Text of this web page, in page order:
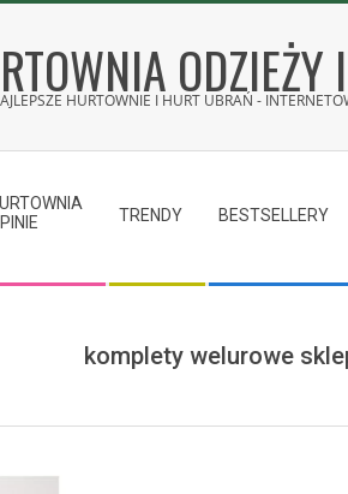
HURTOWNIE I HURT UBRAŃ -
TRENDY BESTSELLERY
komplety welurowe